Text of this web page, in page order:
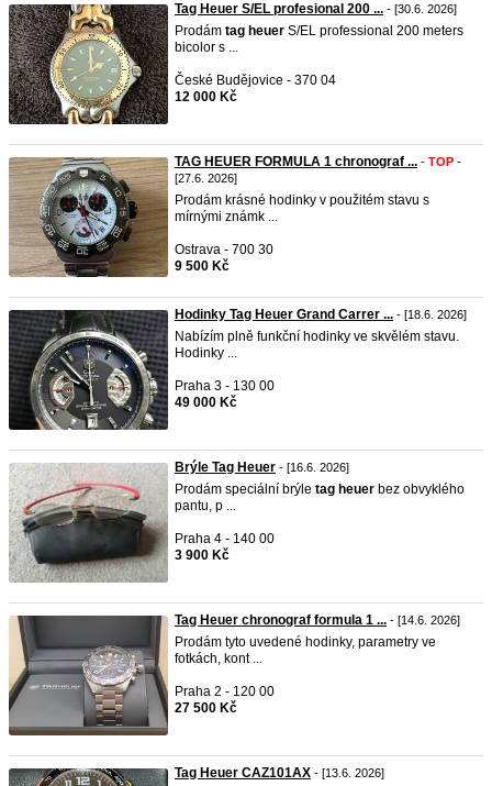
Tag Heuer S/EL profesional 200 ... - [30.6. 2026]
Prodám tag heuer S/EL professional 200 meters
bicolor s ...
České Budějovice - 370 04
12 000 Kč
TAG HEUER FORMULA 1 chronograf ... - TOP -
[27.6. 2026]
Prodám krásné hodinky v použitém stavu s
mírnými známk ...
Ostrava - 700 30
9 500 Kč
Hodinky Tag Heuer Grand Carrer ... - [18.6. 2026]
Nabízím plně funkční hodinky ve skvělém stavu.
Hodinky ...
Praha 3 - 130 00
49 000 Kč
Brýle Tag Heuer - [16.6. 2026]
Prodám speciální brýle tag heuer bez obvyklého
pantu, p ...
Praha 4 - 140 00
3 900 Kč
Tag Heuer chronograf formula 1 ... - [14.6. 2026]
Prodám tyto uvedené hodinky, parametry ve
fotkách, kont ...
Praha 2 - 120 00
27 500 Kč
Tag Heuer CAZ101AX - [13.6. 2026]